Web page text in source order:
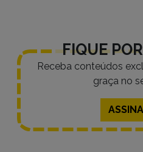
FIQUE
Receba conteúdos
graça no